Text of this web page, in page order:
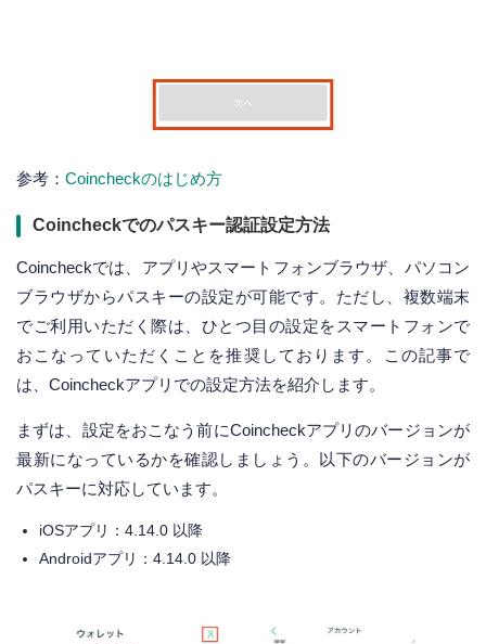
参考： Coincheckのはじめ方
Coincheckでのパスキー認証設定方法
Coincheckでは、アプリやスマートフォンブラウザ、パソコン
ブラウザからパスキーの設定が可能です。ただし、複数端末
でご利用いただく際は、ひとつ目の設定をスマートフォンで
おこなっていただくことを推奨しております。この記事で
は、Coincheckアプリでの設定方法を紹介します。
まずは、設定をおこなう前にCoincheckアプリのバージョンが
最新になっているかを確認しましょう。以下のバージョンが
パスキーに対応しています。
iOSアプリ：4.14.0 以降
Androidアプリ：4.14.0 以降